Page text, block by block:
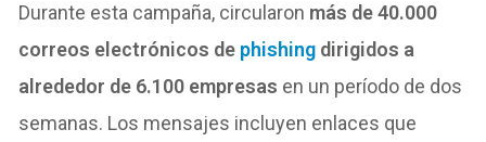
Durante esta campaña, circularon más de 40.000
correos electrónicos de phishing dirigidos a
alrededor de 6.100 empresas en un período de dos
semanas. Los mensajes incluyen enlaces que